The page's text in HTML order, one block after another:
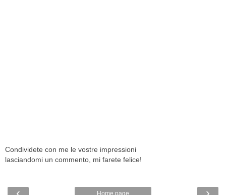
Condividete con me le vostre impressioni
lasciandomi un commento, mi farete felice!